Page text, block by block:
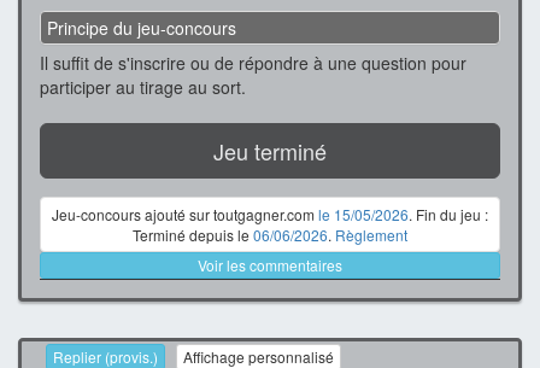
Principe du jeu-concours
Il suffit de s'inscrire ou de répondre à une question pour
participer au tirage au sort.
Jeu terminé
Jeu-concours ajouté sur toutgagner.com le 15/05/2026. Fin du jeu :
Terminé depuis le 06/06/2026. Règlement
Voir les commentaires
Replier (provis.) Affichage personnalisé